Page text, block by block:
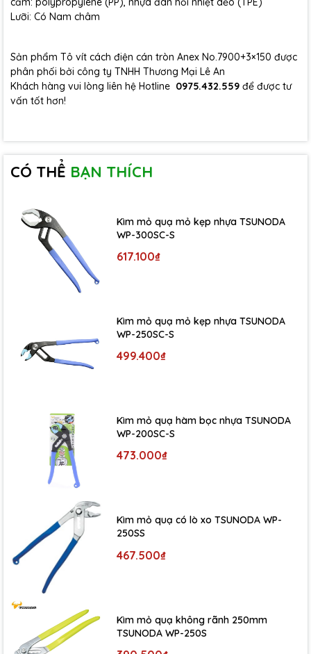
Lưỡi: Có Nam châm
Sản phẩm Tô vít cách điện cán tròn Anex No.7900+3×150 được
phân phối bởi công ty TNHH Thương Mại Lê An
Khách hàng vui lòng liên hệ Hotline 0975.432.559 để được tư
vấn tốt hơn!
CÓ THỂ BẠN THÍCH
Kìm mỏ quạ mỏ kẹp nhựa TSUNODA
WP-300SC-S
617.100₫
Kìm mỏ quạ mỏ kẹp nhựa TSUNODA
WP-250SC-S
499.400₫
Kìm mỏ quạ hàm bọc nhựa TSUNODA
WP-200SC-S
473.000₫
Kìm mỏ quạ có lò xo TSUNODA WP-
250SS
467.500₫
Kìm mỏ quạ không rãnh 250mm
TSUNODA WP-250S